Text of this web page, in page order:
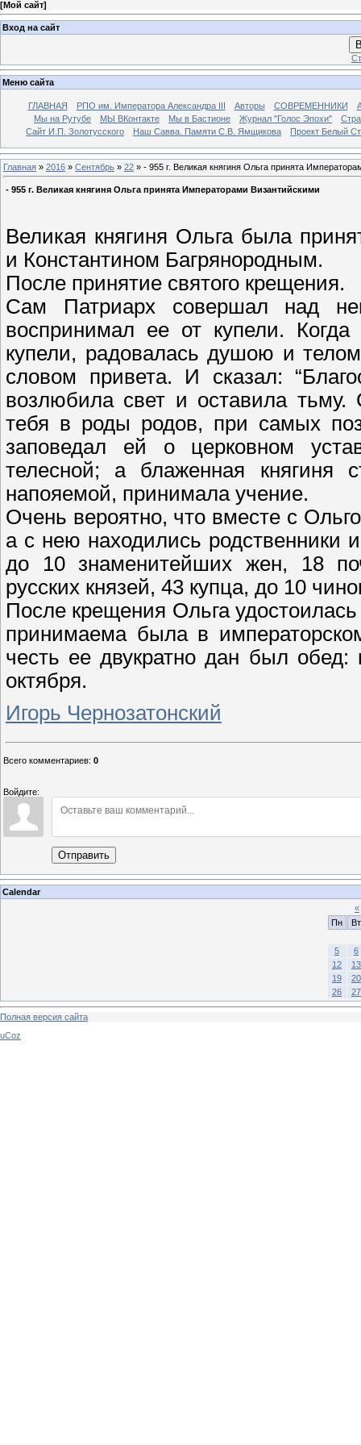
[Мой сайт]
Вход на сайт
Меню сайта
ГЛАВНАЯ РПО им. Императора Александра III Авторы СОВРЕМЕННИКИ
Мы на Рутубе
МЫ ВКонтакте Мы в Бастионе Журнал "Голос Эпохи"
Сайт И.П. Золотусского
Наш Савва. Памяти С.В. Ямщикова Проект Белый
Главная » 2016 » Сентябрь » 22 » - 955 г. Великая княгиня Ольга принята
- 955 г. Великая княгиня Ольга принята Императорами Византийскими
Великая княгиня Ольга была
и Константином Багрянородным.
После принятие святого крещения.
Сам Патриарх совершал над
воспринимал ее от купели.
купели, радовалась душою и
словом привета. И сказал:
возлюбила свет и оставила тьму.
тебя в роды родов, при самых
заповедал ей о церковном
телесной; а блаженная княгиня
напояемой, принимала учение.
Очень вероятно, что вместе с
а с нею находились родственники
до 10 знаменитейших жен, 18
русских князей, 43 купца, до 10
После крещения Ольга
принимаема была в
честь ее двукратно дан был
октября.
Игорь Чернозатонский
Всего комментариев: 0
Войдите:
Отправить
Calendar
«
Пн
Вт
5
6
12
13
19
20
26
27
Полная версия сайта
uCoz